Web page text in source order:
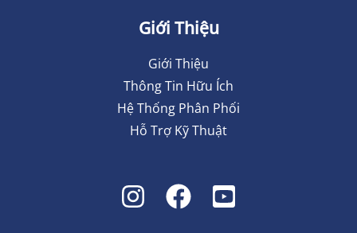
Giới Thiệu
Giới Thiệu
Thông Tin Hữu Ích
Hệ Thống Phân Phối
Hỗ Trợ Kỹ Thuật